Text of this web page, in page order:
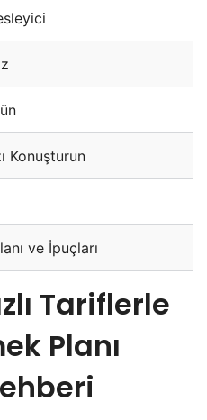
Konuşturun
ve İpuçları
Tariflerle
Planı